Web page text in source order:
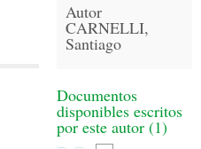
Autor
CARNELLI,
Santiago
Documentos
disponibles escritos
por este autor (1)